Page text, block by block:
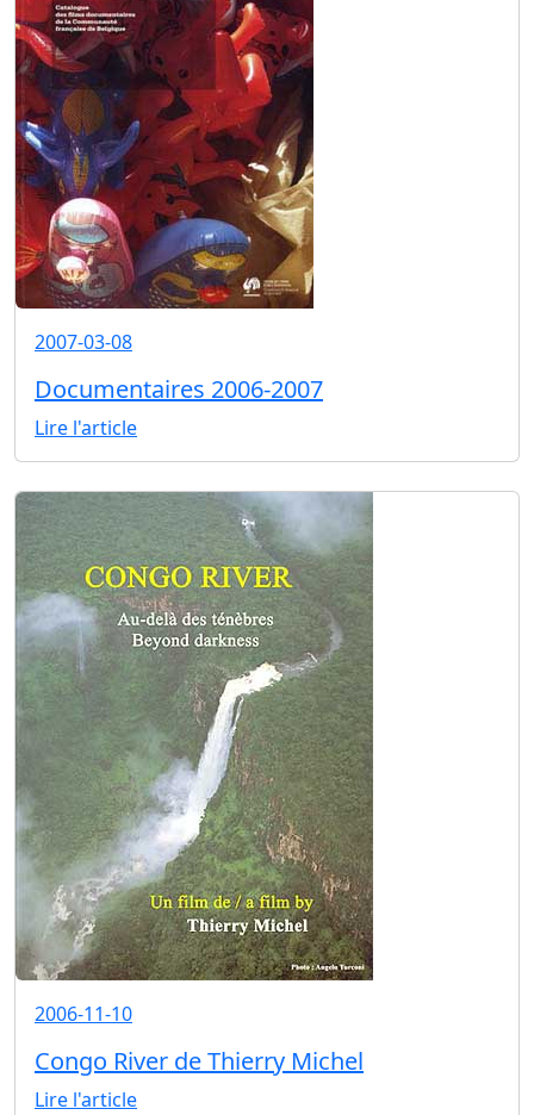
2007-03-08
Documentaires 2006-2007
Lire l'article
2006-11-10
Congo River de Thierry Michel
Lire l'article